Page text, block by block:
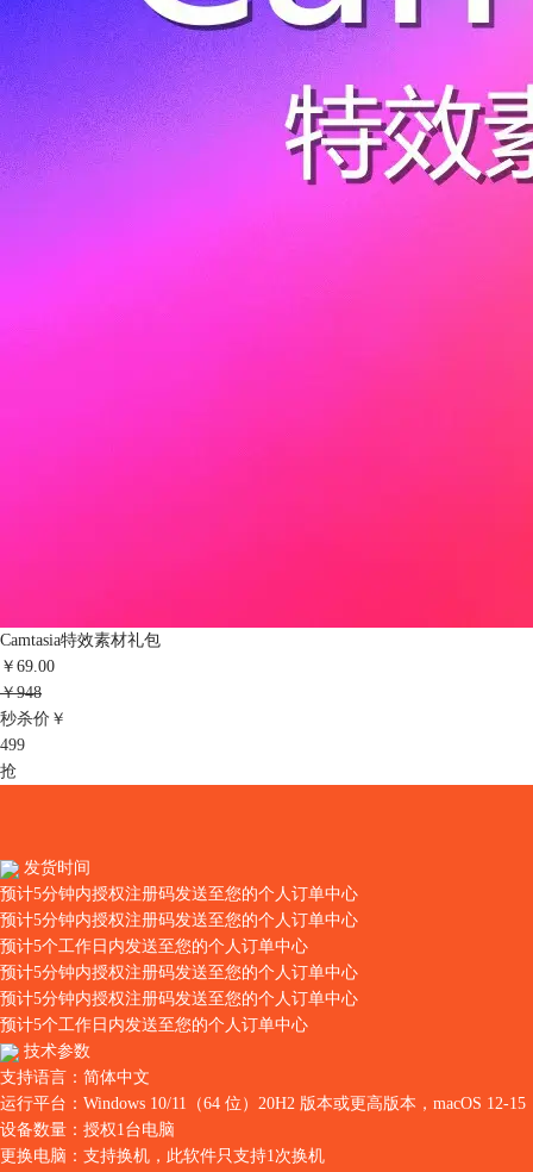
Camtasia特效素材礼包
￥69.00
￥948
秒杀价￥
499
抢
发货时间
预计5分钟内授权注册码发送至您的个人订单中心
预计5分钟内授权注册码发送至您的个人订单中心
预计5个工作日内发送至您的个人订单中心
预计5分钟内授权注册码发送至您的个人订单中心
预计5分钟内授权注册码发送至您的个人订单中心
预计5个工作日内发送至您的个人订单中心
技术参数
支持语言： 简体中文
运行平台： Windows 10/11（64 位）20H2 版本或更高版本，macOS 12-15
设备数量： 授权1台电脑
更换电脑： 支持换机，此软件只支持1次换机